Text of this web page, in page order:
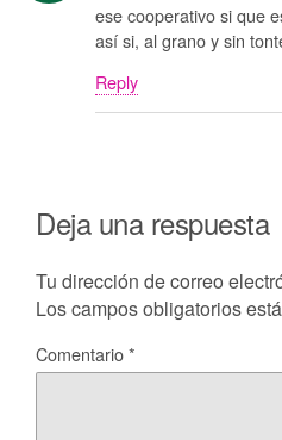
ese cooperativo si que
así si, al grano y sin
Reply
Deja una respuesta
Tu dirección de correo
Los campos obligatorios
Comentario*